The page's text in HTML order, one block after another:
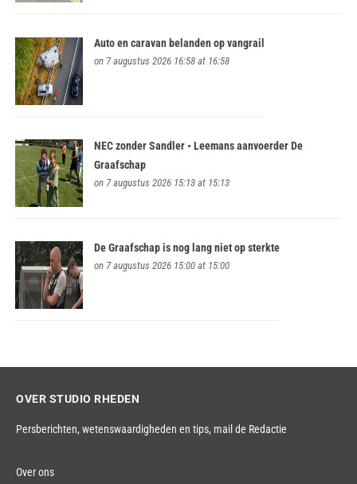
Auto en caravan belanden op vangrail
on 7 augustus 2026 16:58 at 16:58
NEC zonder Sandler • Leemans aanvoerder De
Graafschap
on 7 augustus 2026 15:13 at 15:13
De Graafschap is nog lang niet op sterkte
on 7 augustus 2026 15:00 at 15:00
OVER STUDIO RHEDEN
Persberichten, wetenswaardigheden en tips, mail de Redactie
Over ons